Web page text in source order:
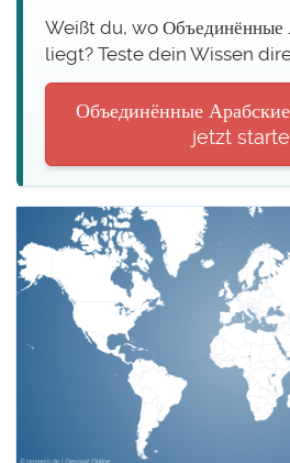
Weißt du, wo Объединённые
liegt? Teste dein Wissen
Объединённые
jetzt